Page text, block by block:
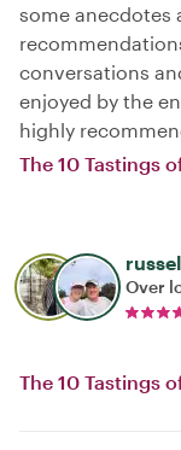
some anecdotes
conversations
enjoyed by the
highly
The 10 Tastings
Over
The 10 Tastings